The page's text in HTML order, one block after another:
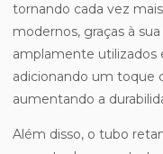
tornando cada vez
modernos, graças à
amplamente utilizados
adicionando um toque
aumentando a
Além disso, o tubo